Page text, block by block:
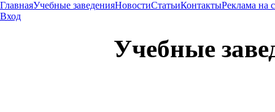
ГлавнаяУчебные заведенияНовостиСтатьиКонтактыРеклама на
Вход
Учебные